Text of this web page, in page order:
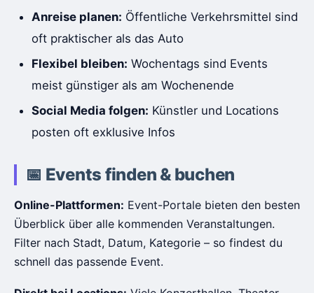
Anreise planen: Öffentliche Verkehrsmittel sind
oft praktischer als das Auto
Flexibel bleiben: Wochentags sind Events
meist günstiger als am Wochenende
Social Media folgen: Künstler und Locations
posten oft exklusive Infos
📅 Events finden & buchen
Online-Plattformen: Event-Portale bieten den besten
Überblick über alle kommenden Veranstaltungen.
Filter nach Stadt, Datum, Kategorie – so findest du
schnell das passende Event.